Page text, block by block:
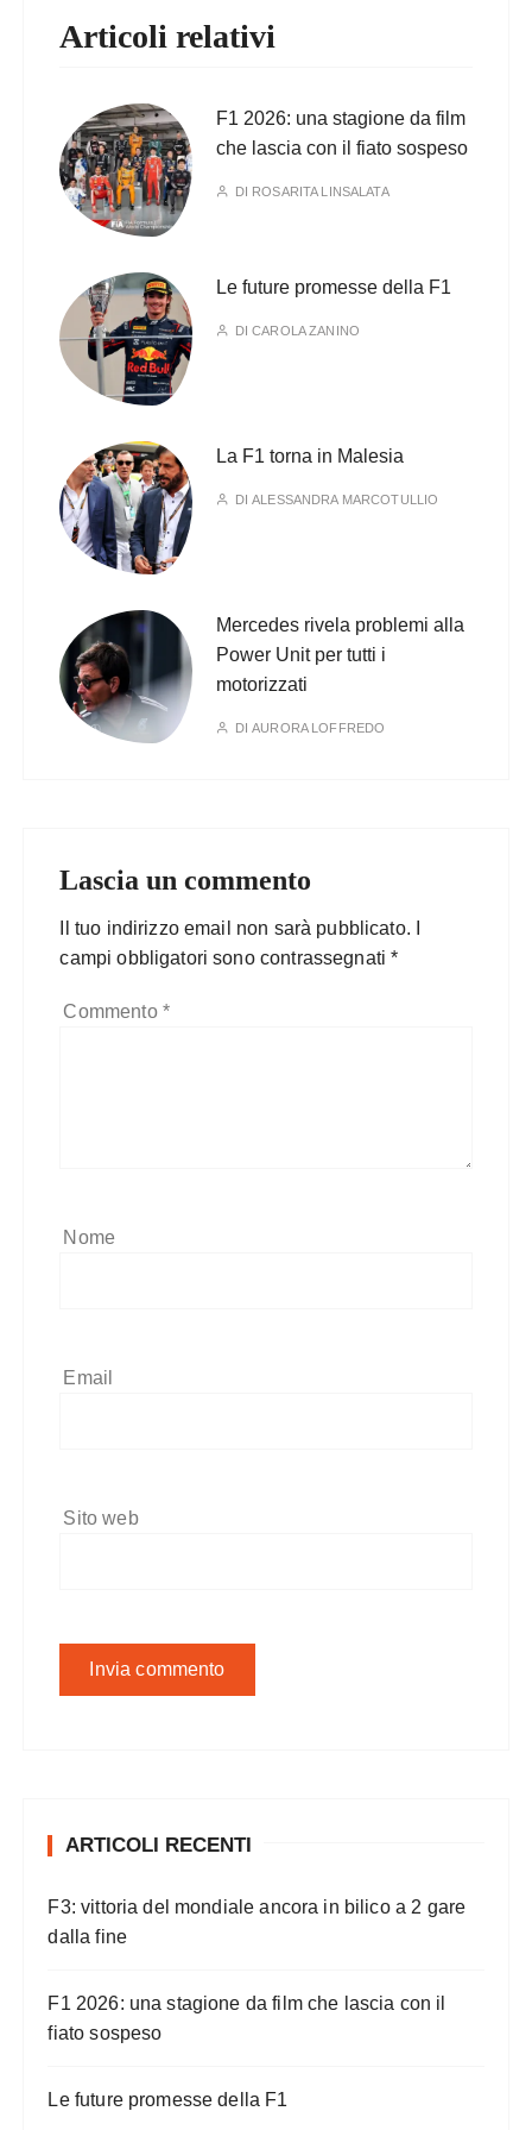
Articoli relativi
F1 2026: una stagione da film
che lascia con il fiato sospeso
DI ROSARITA LINSALATA
Le future promesse della F1
DICAROLA ZANINO
La F1 torna in Malesia
DIALESSANDRA MARCOTULLIO
Mercedes rivela problemi alla
Power Unit per tutti i
motorizzati
DIAURORA LOFFREDO
Lascia un commento
Il tuo indirizzo email non sarà pubblicato.
campi obbligatori sono contrassegnati*
Commento *
Nome
Email
Sito web
ARTICOLI RECENTI
F3: vittoria del mondiale ancora in bilico a 2 gare
dalla fine
F1 2026: una stagione da film che lascia con il
fiato sospeso
Le future promesse della F1